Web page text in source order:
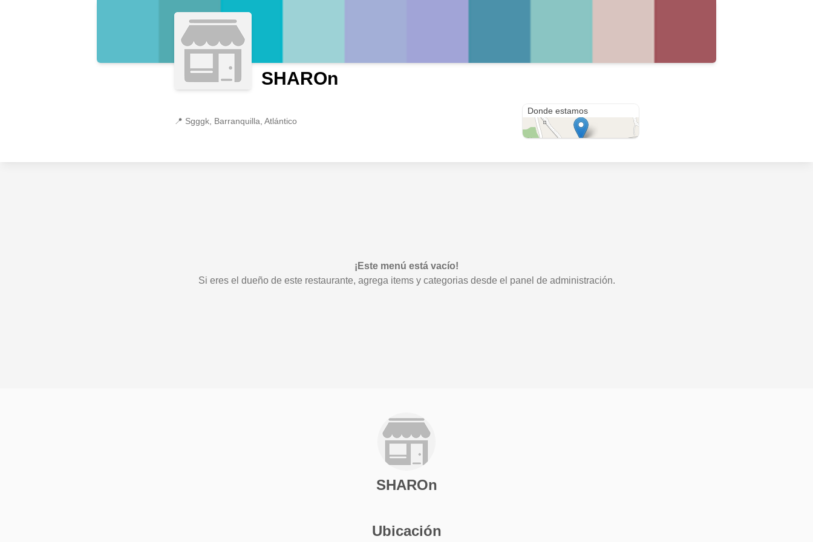
SHAROn
📍 Sgggk, Barranquilla, Atlántico
Donde estamos
¡Este menú está vacío!
Si eres el dueño de este restaurante, agrega items y categorias desde el panel de administración.
SHAROn
Ubicación